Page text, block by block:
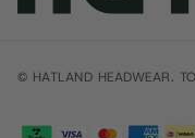
© HATLAND HEADWEAR.